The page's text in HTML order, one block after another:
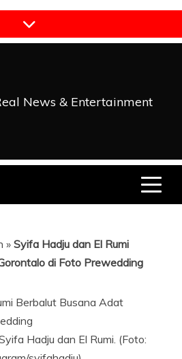
News & Entertainment
» Syifa Hadju dan El Rumi
di Foto Prewedding
Hadju dan El Rumi. (Foto: